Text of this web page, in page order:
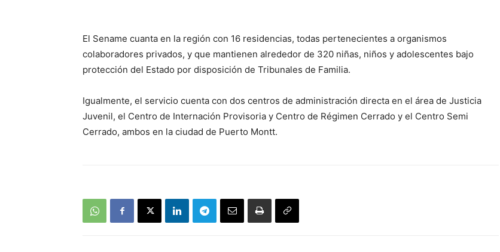
arriba/abajo
o
disminuir
El Sename cuanta en la región con 16 residencias, todas pertenecientes a organismos
colaboradores privados, y que mantienen alrededor de 320 niñas, niños y adolescentes bajo
protección del Estado por disposición de Tribunales de Familia.
Igualmente, el servicio cuenta con dos centros de administración directa en el área de Justicia
Juvenil, el Centro de Internación Provisoria y Centro de Régimen Cerrado y el Centro Semi
Cerrado, ambos en la ciudad de Puerto Montt.